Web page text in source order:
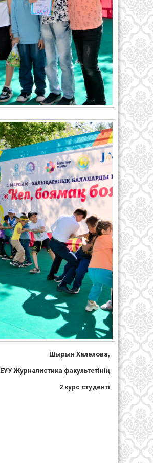
Шырын Халелова,
ЕҰУ Журналистика факультетінің
2 курс студенті